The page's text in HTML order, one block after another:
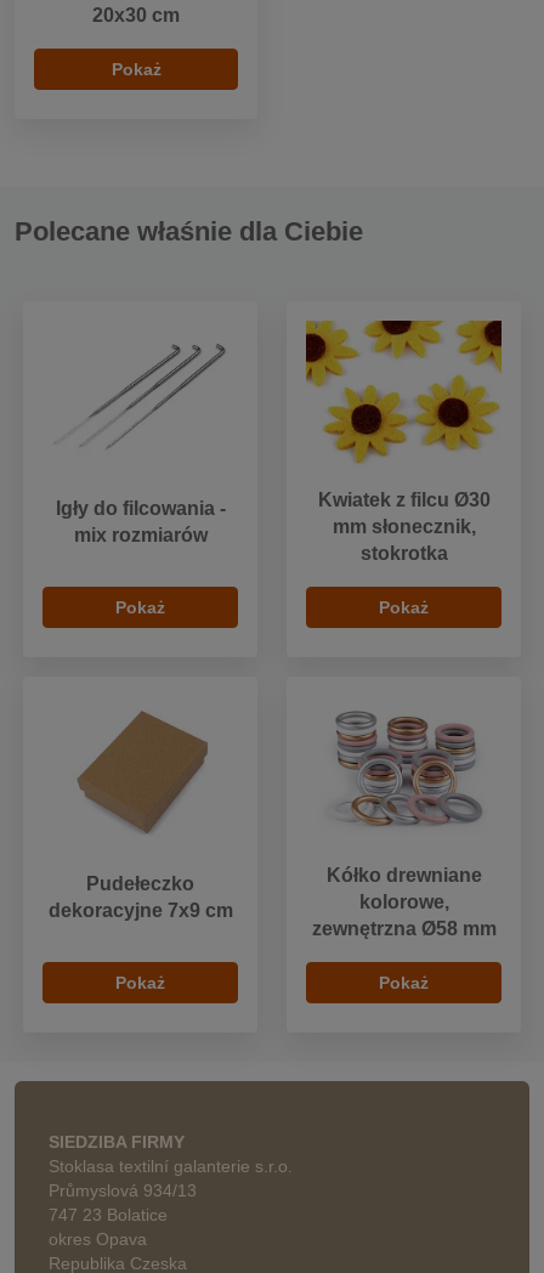
20x30 cm
Pokaż
Polecane właśnie dla Ciebie
Igły do filcowania -
mix rozmiarów
Pokaż
Kwiatek z filcu Ø30
mm słonecznik,
stokrotka
Pokaż
Pudełeczko
dekoracyjne 7x9 cm
Pokaż
Kółko drewniane
kolorowe,
zewnętrzna Ø58 mm
Pokaż
SIEDZIBA FIRMY
Stoklasa textilní galanterie s.r.o.
Průmyslová 934/13
747 23 Bolatice
okres Opava
Republika Czeska